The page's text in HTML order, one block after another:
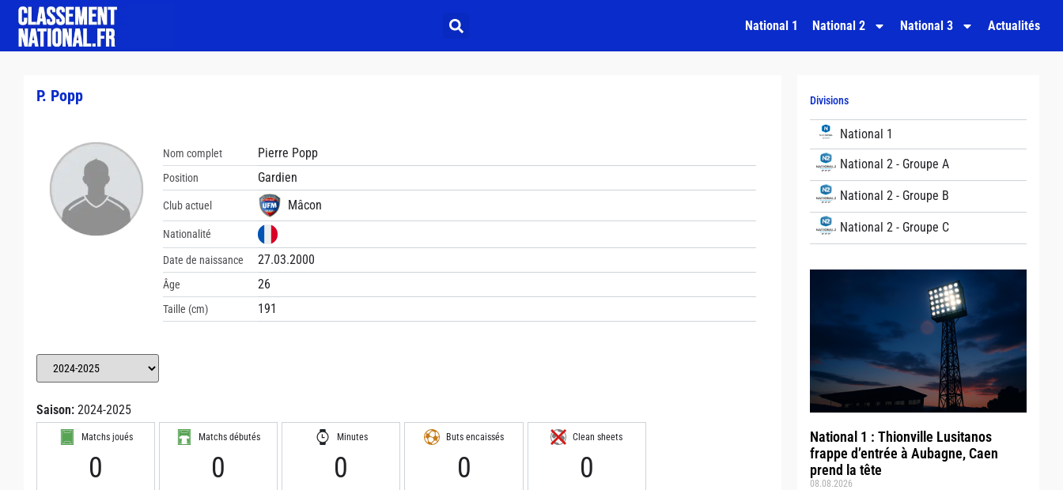
National 1 National 2 National 3 Actualités
Divisions
National 1
National 2 - Groupe A
National 2 - Groupe B
National 2 - Groupe C
National 1 : Thionville Lusitanos
frappe d’entrée à Aubagne, Caen
prend la tête
08.08.2026
P. Popp
Nom complet Pierre Popp
Position Gardien
Club actuel Mâcon
Nationalité
Date de naissance 27.03.2000
Âge 26
Taille (cm) 191
Saison: 2024-2025
Matchs joués
0
Matchs débutés
0
Minutes
0
Buts encaissés
0
Clean sheets
0